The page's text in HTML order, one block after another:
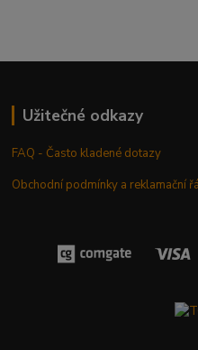
Užitečné odkazy
FAQ - Často kladené dotazy
Obchodní podmínky a reklamační